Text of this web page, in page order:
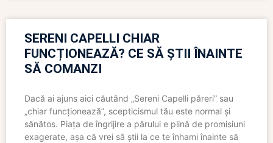
SERENI CAPELLI CHIAR
FUNCȚIONEAZĂ? CE SĂ ȘTII ÎNAINTE
SĂ COMANZI
Dacă ai ajuns aici căutând „Sereni Capelli păreri” sau
„chiar funcționează”, scepticismul tău este normal și
sănătos. Piața de îngrijire a părului e plină de promisiuni
exagerate, așa că vrei să știi la ce te înhami înainte să